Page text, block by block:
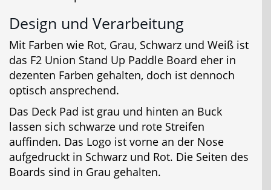
Design und Verarbeitung
Mit Farben wie Rot, Grau, Schwarz und Weiß ist
das F2 Union Stand Up Paddle Board eher in
dezenten Farben gehalten, doch ist dennoch
optisch ansprechend.
Das Deck Pad ist grau und hinten an Buck
lassen sich schwarze und rote Streifen
auffinden. Das Logo ist vorne an der Nose
aufgedruckt in Schwarz und Rot. Die Seiten des
Boards sind in Grau gehalten.